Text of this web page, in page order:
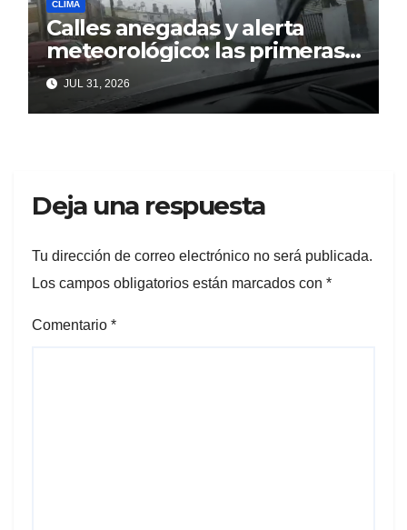
CLIMA
Calles anegadas y alerta
meteorológico: las primeras
lluvia complicaron Berisso
JUL 31, 2026
Deja una respuesta
Tu dirección de correo electrónico no será publicada.
Los campos obligatorios están marcados con *
Comentario *